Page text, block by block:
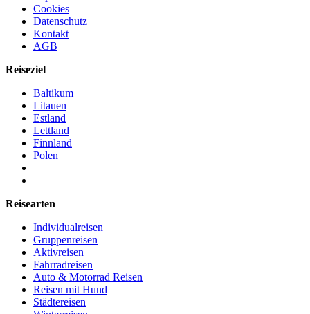
Cookies
Datenschutz
Kontakt
AGB
Reiseziel
Baltikum
Litauen
Estland
Lettland
Finnland
Polen
Reisearten
Individualreisen
Gruppenreisen
Aktivreisen
Fahrradreisen
Auto & Motorrad Reisen
Reisen mit Hund
Städtereisen